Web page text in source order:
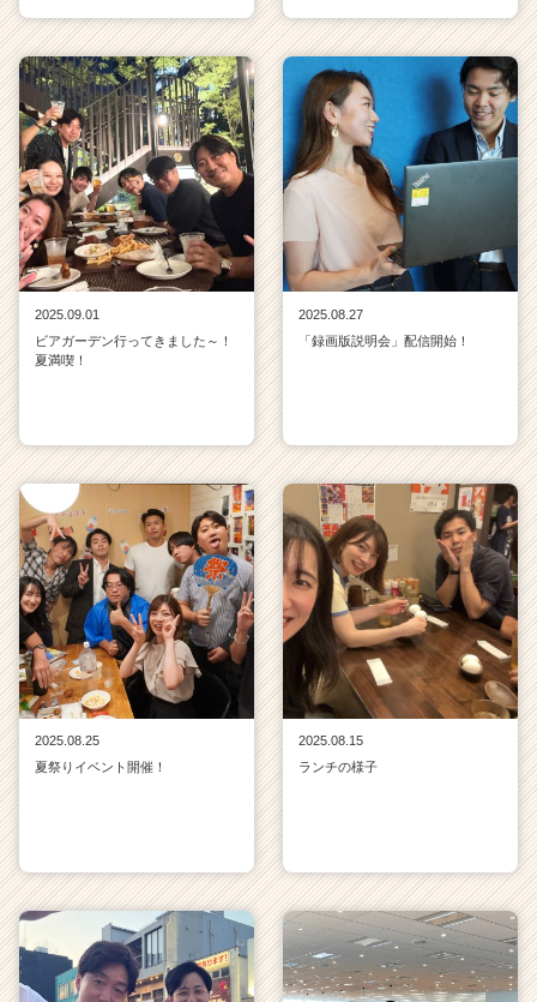
2025.09.01
ビアガーデン行ってきました～！
夏満喫！
2025.08.27
「録画版説明会」配信開始！
2025.08.25
夏祭りイベント開催！
2025.08.15
ランチの様子